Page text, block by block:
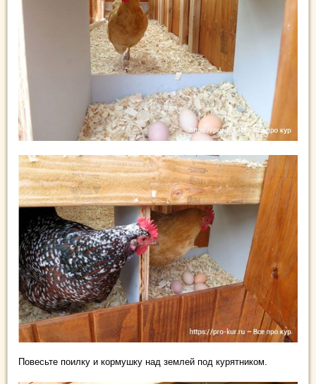
Повесьте поилку и кормушку над землей под курятником.